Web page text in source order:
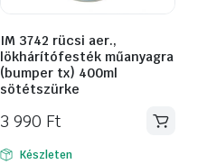
IM 3742 rücsi aer.,
lökhárítófesték műanyagra
(bumper tx) 400ml
sötétszürke
3 990 Ft
Készleten